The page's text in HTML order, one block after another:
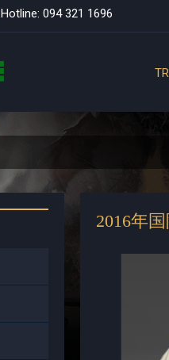
Hotline: 094 321 1696
2016年